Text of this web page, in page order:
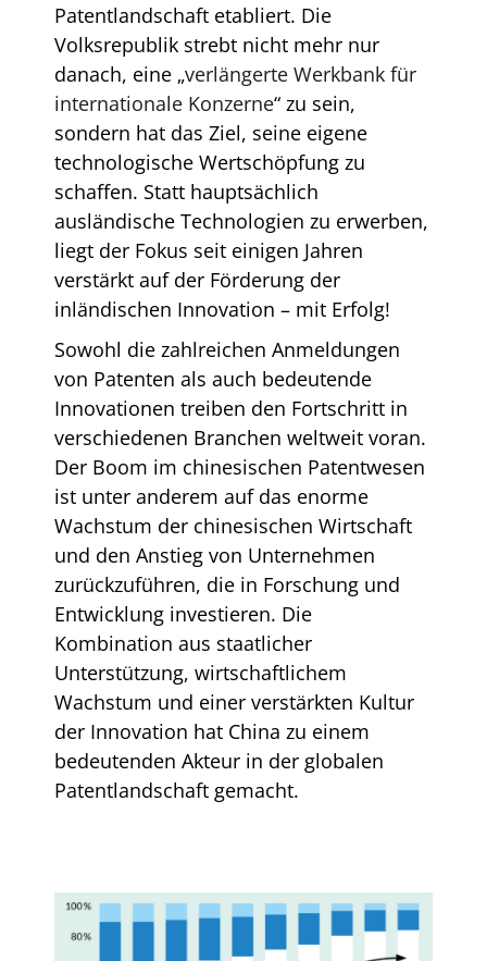
Patentlandschaft etabliert. Die
Volksrepublik strebt nicht mehr nur
danach, eine „verlängerte Werkbank für
internationale Konzerne“ zu sein,
sondern hat das Ziel, seine eigene
technologische Wertschöpfung zu
schaffen. Statt hauptsächlich
ausländische Technologien zu erwerben,
liegt der Fokus seit einigen Jahren
verstärkt auf der Förderung der
inländischen Innovation – mit Erfolg!
Sowohl die zahlreichen Anmeldungen
von Patenten als auch bedeutende
Innovationen treiben den Fortschritt in
verschiedenen Branchen weltweit voran.
Der Boom im chinesischen Patentwesen
ist unter anderem auf das enorme
Wachstum der chinesischen Wirtschaft
und den Anstieg von Unternehmen
zurückzuführen, die in Forschung und
Entwicklung investieren. Die
Kombination aus staatlicher
Unterstützung, wirtschaftlichem
Wachstum und einer verstärkten Kultur
der Innovation hat China zu einem
bedeutenden Akteur in der globalen
Patentlandschaft gemacht.